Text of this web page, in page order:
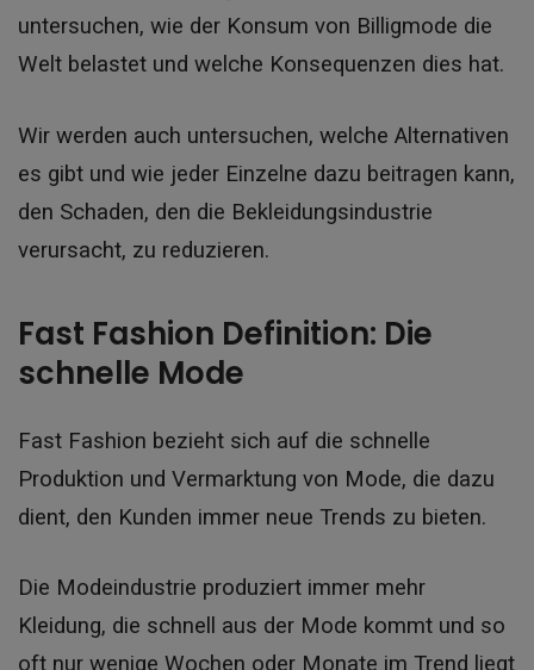
untersuchen, wie der Konsum von Billigmode die
Welt belastet und welche Konsequenzen dies hat.
Wir werden auch untersuchen, welche Alternativen
es gibt und wie jeder Einzelne dazu beitragen kann,
den Schaden, den die Bekleidungsindustrie
verursacht, zu reduzieren.
Fast Fashion Definition: Die
schnelle Mode
Fast Fashion bezieht sich auf die schnelle
Produktion und Vermarktung von Mode, die dazu
dient, den Kunden immer neue Trends zu bieten.
Die Modeindustrie produziert immer mehr
Kleidung, die schnell aus der Mode kommt und so
oft nur wenige Wochen oder Monate im Trend liegt